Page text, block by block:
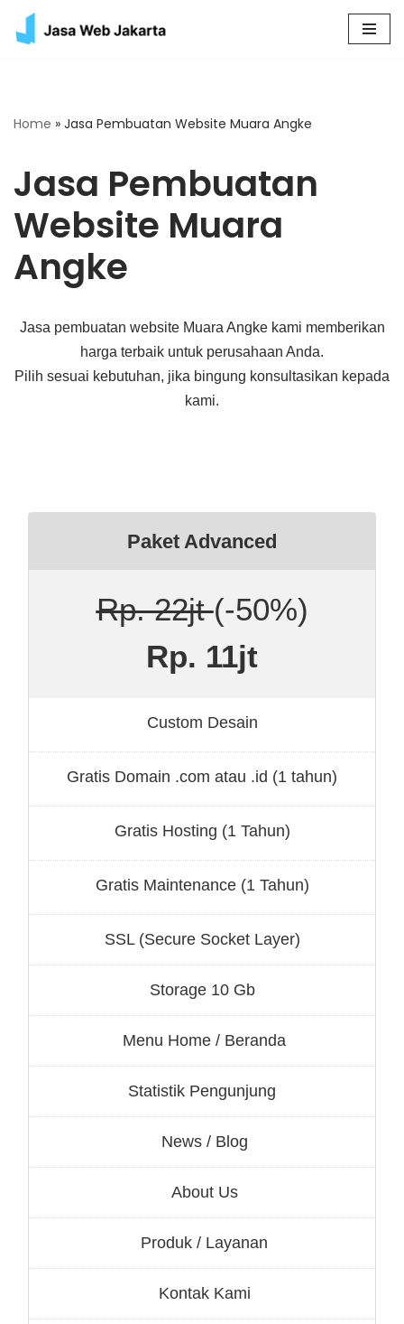
Skip
Home » Jasa Pembuatan Website Muara Angke
Jasa Pembuatan
Website Muara
Angke
Jasa pembuatan website Muara Angke kami memberikan
harga terbaik untuk perusahaan Anda.
Pilih sesuai kebutuhan, jika bingung konsultasikan kepada
kami.
Paket Advanced
Rp. 22jt(-50%)
Rp. 11jt
Custom Desain
Gratis Domain .com atau .id (1 tahun)
Gratis Hosting (1 Tahun)
Gratis Maintenance (1 Tahun)
SSL (Secure Socket Layer)
Storage 10 Gb
Menu Home / Beranda
Statistik Pengunjung
News / Blog
About Us
Produk / Layanan
Kontak Kami